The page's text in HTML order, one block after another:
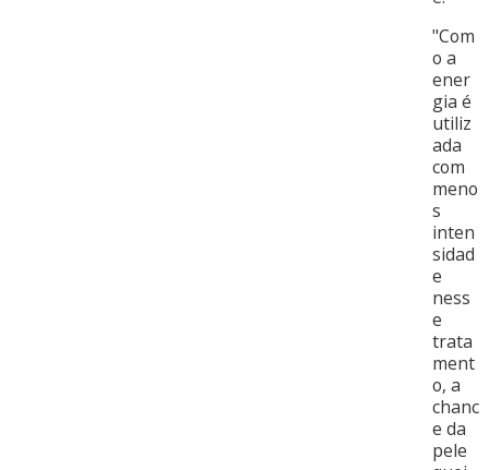
"Com
o a
ener
gia é
utiliz
ada
com
meno
s
inten
sidad
e
ness
e
trata
ment
o, a
chanc
e da
pele